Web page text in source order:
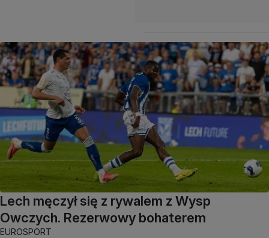
Lech męczył się z rywalem z Wysp
Owczych. Rezerwowy bohaterem
EUROSPORT